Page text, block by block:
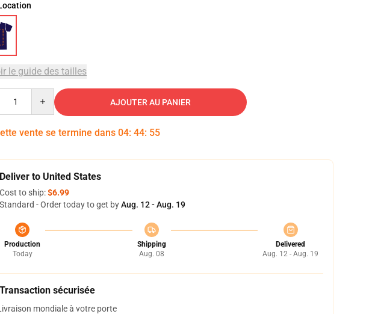
le guide des tailles
AJOUTER AU PANIER
vente se termine dans 04: 44: 54
Deliver to United States
Cost to ship:$6.99
Standard - Order today to get byAug. 12 - Aug. 19
Production
Today
Shipping
Aug. 08
Delivered
Aug. 12 - Aug. 19
Transaction sécurisée
mondiale à votre porte